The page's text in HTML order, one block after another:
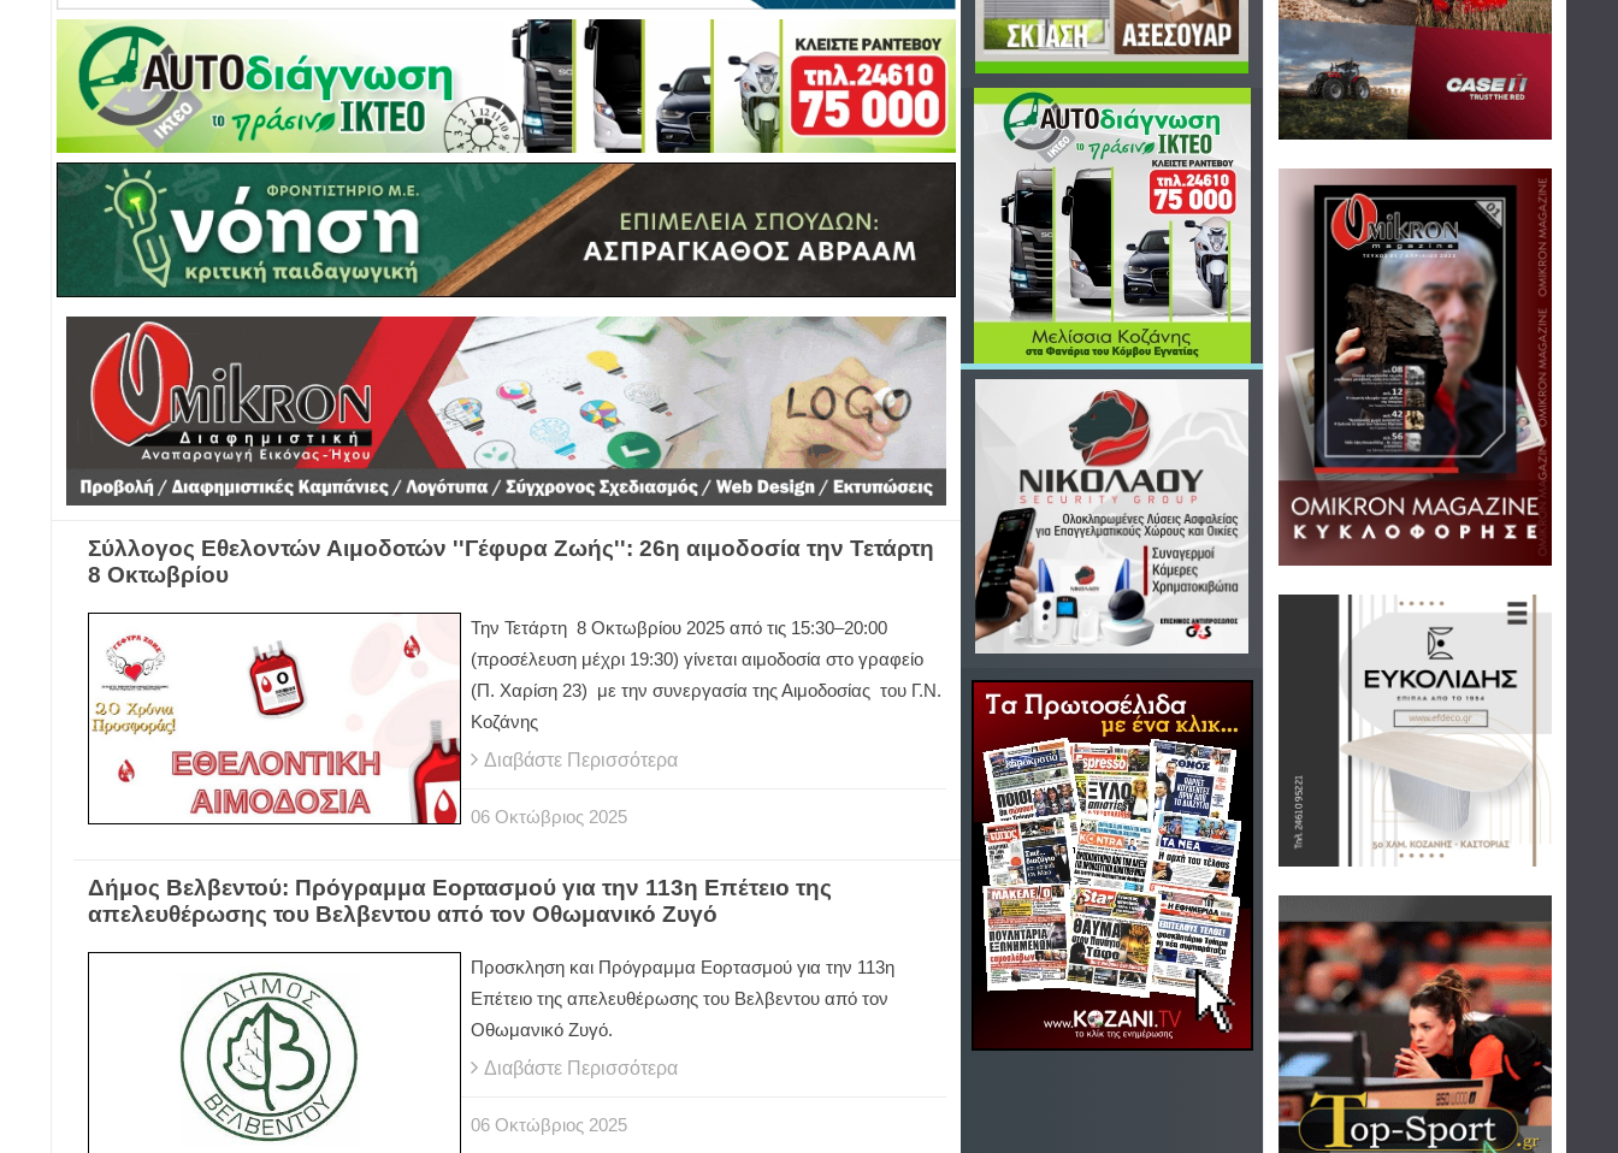
Σύλλογος Εθελοντών Αιμοδοτών ''Γέφυρα Ζωής'': 26η αιμοδοσία την Τετάρτη
8 Οκτωβρίου
Την Τετάρτη 8 Οκτωβρίου 2025 από τις 15:30–20:00
(προσέλευση μέχρι 19:30) γίνεται αιμοδοσία στο γραφείο
(Π. Χαρίση 23) με την συνεργασία της Αιμοδοσίας του Γ.Ν.
Κοζάνης
Διαβάστε Περισσότερα
06 Οκτώβριος 2025
Δήμος Βελβεντού: Πρόγραμμα Εορτασμού για την 113η Επέτειο της
απελευθέρωσης του Βελβεντου από τον Οθωμανικό Ζυγό
Προσκληση και Πρόγραμμα Εορτασμού για την 113η
Επέτειο της απελευθέρωσης του Βελβεντου από τον
Οθωμανικό Ζυγό.
Διαβάστε Περισσότερα
06 Οκτώβριος 2025